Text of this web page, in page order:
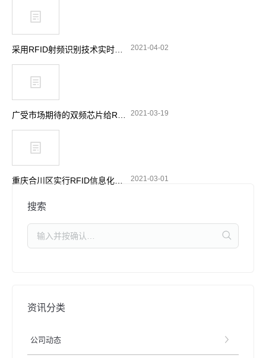
2021-04-02
2021-03-19
2021-03-01
搜索
资讯分类
公司动态